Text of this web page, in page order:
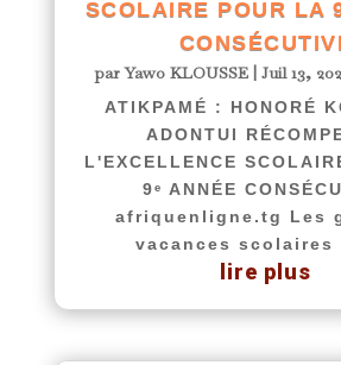
SCOLAIRE POUR LA
parYawo KLOUSSE |Juil 13,
ATIKPAMÉ : HONORÉ
ADONTUI
L'EXCELLENCE
9ᵉ ANNÉE
afriquenligne.tg Les
vacances scolaires
lire plus